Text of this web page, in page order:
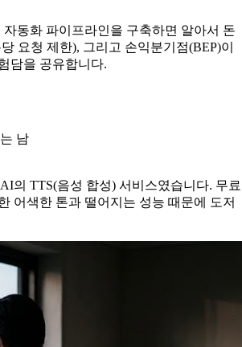
동화 파이프라인을 구축하면 알아서 돈
요청 제한), 그리고 손익분기점(BEP)이
담을 공유합니다.
의 TTS(음성 합성) 서비스였습니다. 무료
어색한 톤과 떨어지는 성능 때문에 도저